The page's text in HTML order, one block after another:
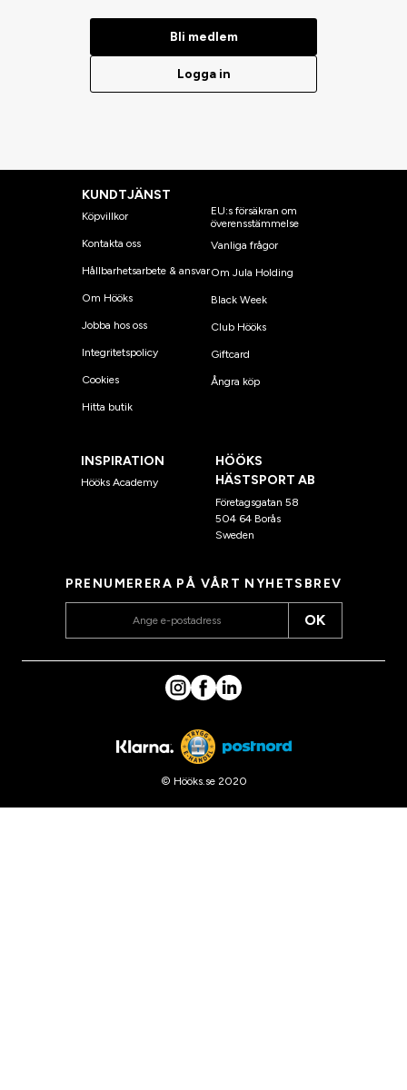
Bli medlem
Logga in
KUNDTJÄNST
Köpvillkor
Kontakta oss
Hållbarhetsarbete & ansvar
Om Hööks
Jobba hos oss
Integritetspolicy
Cookies
Hitta butik
EU:s försäkran om
överensstämmelse
Vanliga frågor
Om Jula Holding
Black Week
Club Hööks
Giftcard
Ångra köp
INSPIRATION
Hööks Academy
HÖÖKS
HÄSTSPORT AB
Företagsgatan 58
504 64 Borås
Sweden
PRENUMERERA PÅ VÅRT NYHETSBREV
OK
© Hööks.se 2020